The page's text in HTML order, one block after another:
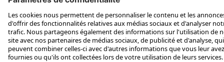
*Prix conseillé avec TVA. Hors frais de transport